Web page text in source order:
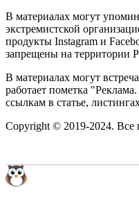
В материалах могут
экстремистской
продукты Instagram и
запрещены на территории
В материалах могут
работает пометка
ссылкам в статье,
Copyright © 2019-2024. Все